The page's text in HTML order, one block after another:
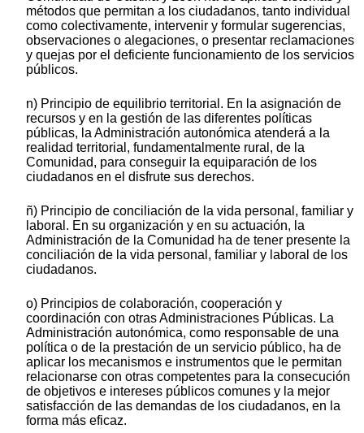
métodos que permitan a los ciudadanos, tanto individual
como colectivamente, intervenir y formular sugerencias,
observaciones o alegaciones, o presentar reclamaciones
y quejas por el deficiente funcionamiento de los servicios
públicos.
n) Principio de equilibrio territorial. En la asignación de
recursos y en la gestión de las diferentes políticas
públicas, la Administración autonómica atenderá a la
realidad territorial, fundamentalmente rural, de la
Comunidad, para conseguir la equiparación de los
ciudadanos en el disfrute sus derechos.
ñ) Principio de conciliación de la vida personal, familiar y
laboral. En su organización y en su actuación, la
Administración de la Comunidad ha de tener presente la
conciliación de la vida personal, familiar y laboral de los
ciudadanos.
o) Principios de colaboración, cooperación y
coordinación con otras Administraciones Públicas. La
Administración autonómica, como responsable de una
política o de la prestación de un servicio público, ha de
aplicar los mecanismos e instrumentos que le permitan
relacionarse con otras competentes para la consecución
de objetivos e intereses públicos comunes y la mejor
satisfacción de las demandas de los ciudadanos, en la
forma más eficaz.